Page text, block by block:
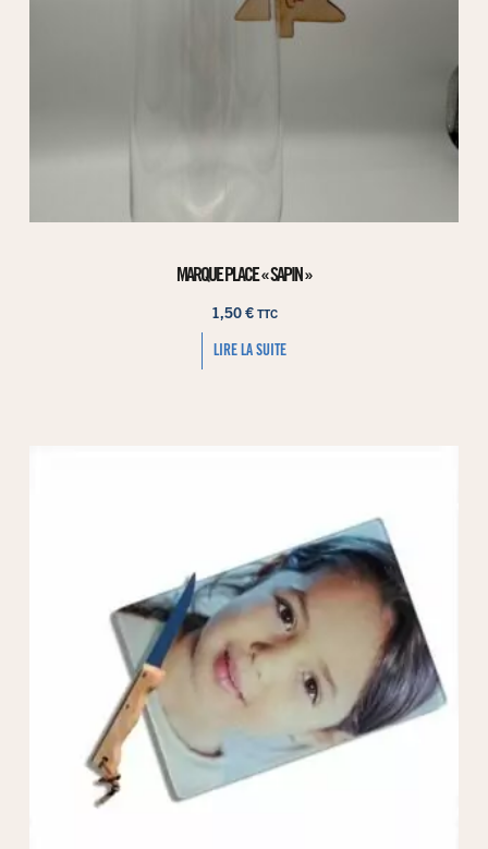
MARQUE PLACE « SAPIN »
1,50€ TTC
LIRE LA SUITE